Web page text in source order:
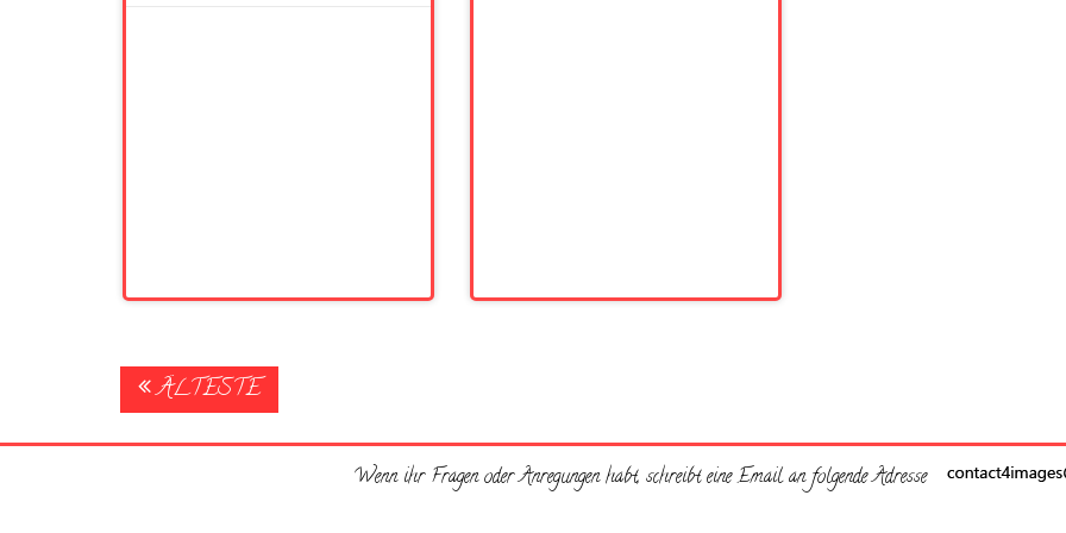
Posts
navigation
ÄLTESTE
Wenn ihr Fragen oder Anregungen habt, schreibt eine Email an folgende Adresse